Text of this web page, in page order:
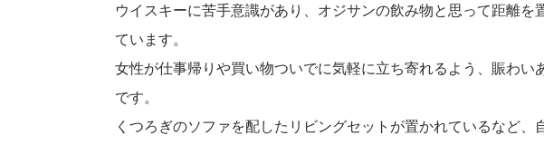
ウイスキーに苦手意識があり、オジサンの飲み物と思って距離
ています。
女性が仕事帰りや買い物ついでに気軽に立ち寄れるよう、賑わ
です。
くつろぎのソファを配したリビングセットが置かれているなど、